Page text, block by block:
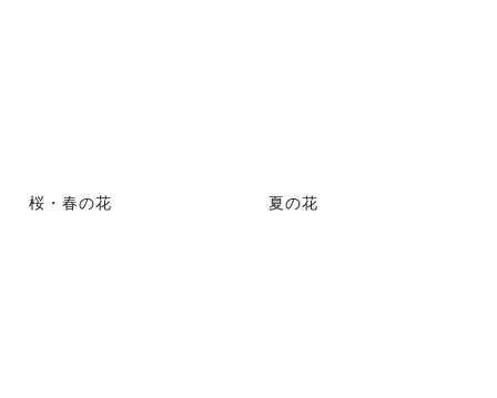
桜・春の花 夏の花